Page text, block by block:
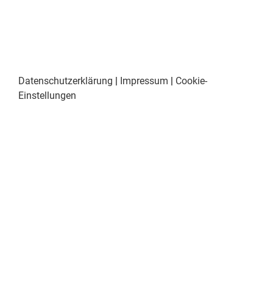
Datenschutzerklärung Impressum
Cookie-
Einstellungen